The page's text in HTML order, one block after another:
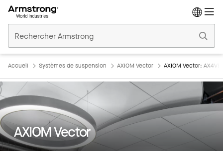
Plafonds
Commerciaux
Accueil Systèmes de suspension AXIOM Vector AXIOM Vector:
AXIOM Vector